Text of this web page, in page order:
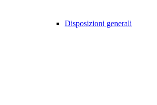
Disposizioni generali